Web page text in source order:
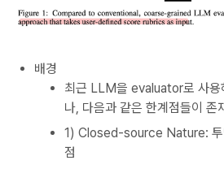
배경
최근 LLM을 evaluator로 사용
나, 다음과 같은 한계점들이 존
1) Closed-source Nature: 투
점